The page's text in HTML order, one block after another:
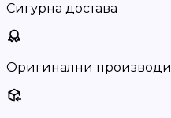
Сигурна достава
Оригинални производи